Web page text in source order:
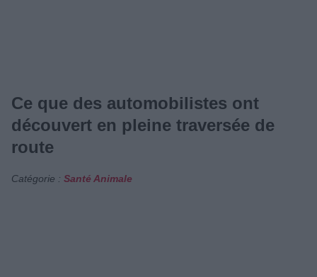
Ce que des automobilistes ont
découvert en pleine traversée de
route
Catégorie : Santé Animale